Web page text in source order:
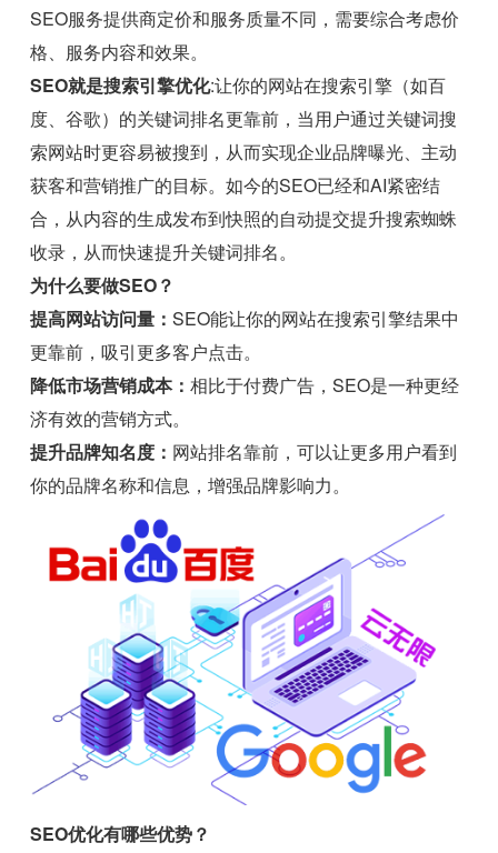
SEO服务提供商定价和服务质量不同，需要综合考虑价
格、服务内容和效果。
SEO就是搜索引擎优化:让你的网站在搜索引擎（如百
度、谷歌）的关键词排名更靠前，当用户通过关键词搜
索网站时更容易被搜到，从而实现企业品牌曝光、主动
获客和营销推广的目标。如今的SEO已经和AI紧密结
合，从内容的生成发布到快照的自动提交提升搜索蜘蛛
收录，从而快速提升关键词排名。
为什么要做SEO？
提高网站访问量：SEO能让你的网站在搜索引擎结果中
更靠前，吸引更多客户点击。
降低市场营销成本：相比于付费广告，SEO是一种更经
济有效的营销方式。
提升品牌知名度： 网站排名靠前，可以让更多用户看到
你的品牌名称和信息，增强品牌影响力。
SEO优化有哪些优势？